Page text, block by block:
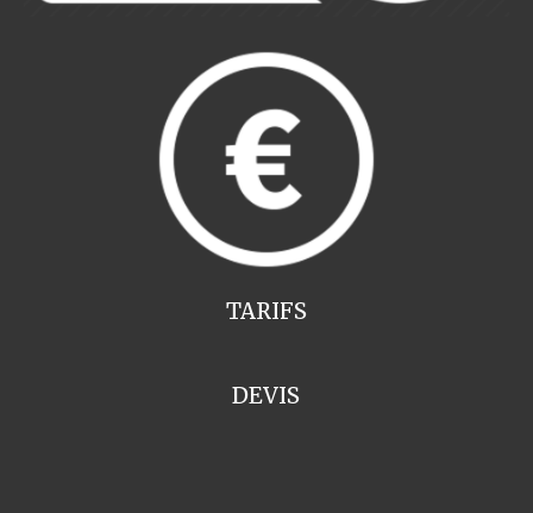
TARIFS
DEVIS